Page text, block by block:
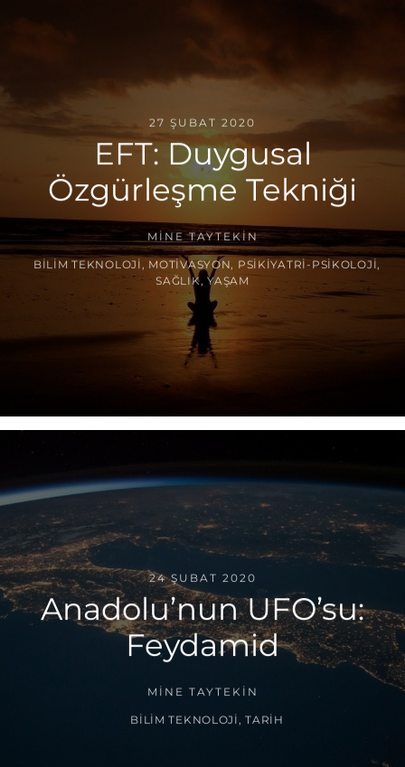
27 ŞUBAT 2020
EFT: Duygusal
Özgürleşme Tekniği
MINE TAYTEKIN
BILIM TEKNOLOJI MOTIVASYON PSIKIYATRI-PSIKOLOJI,
SAĞLIK,YAŞAM
24 ŞUBAT 2020
Anadolu’nun UFO’su:
Feydamid
MINE TAYTEKIN
BILIM TEKNOLOJI ,TARIH